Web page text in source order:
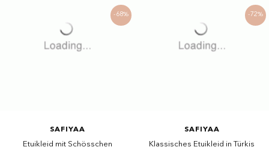
-68%
SAFIYAA
Etuikleid mit Schösschen
-72%
SAFIYAA
Klassisches Etuikleid in Türkis